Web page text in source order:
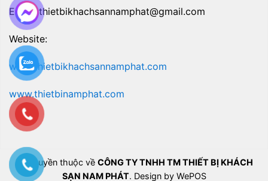
Email: thietbikhachsannamphat@gmail.com
Website:
www.thietbikhachsannamphat.com
www.thietbinamphat.com
Bản quyền thuộc về CÔNG TY TNHH TM THIẾT BỊ KHÁCH
SẠN NAM PHÁT. Design by WePOS